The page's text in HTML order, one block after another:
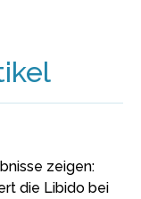
zeigen:
die Libido bei